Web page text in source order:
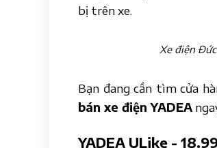
bị trên xe.
Xe điện
Bạn đang cần tìm cửa
bán xe điện YADEA
YADEA ULike -